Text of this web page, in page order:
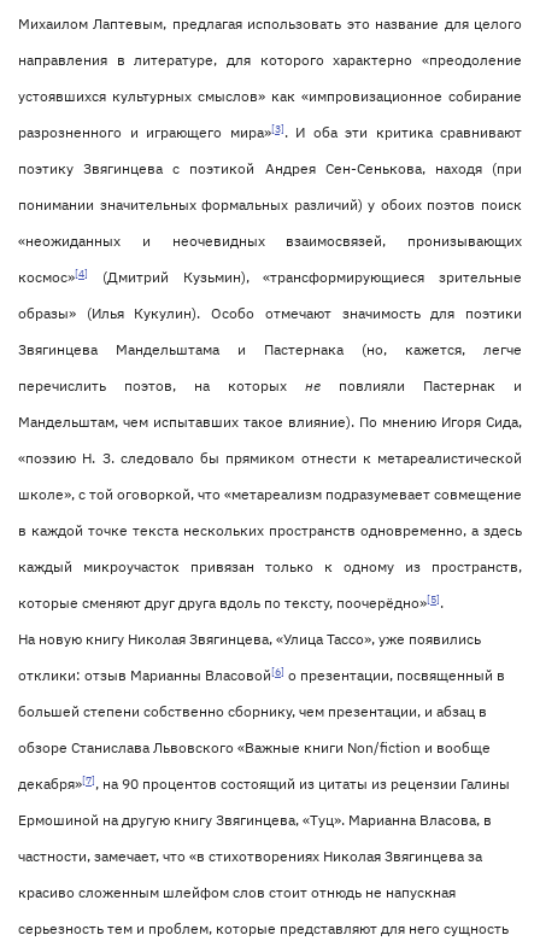
Михаилом Лаптевым, предлагая использовать это название для целого
направления в литературе, для которого характерно «преодоление
устоявшихся культурных смыслов» как «импровизационное собирание
разрозненного и играющего мира»[3]. И оба эти критика сравнивают
поэтику Звягинцева с поэтикой Андрея Сен-Сенькова, находя (при
понимании значительных формальных различий) у обоих поэтов поиск
«неожиданных и неочевидных взаимосвязей, пронизывающих
космос»[4]
(Дмитрий Кузьмин), «трансформирующиеся зрительные
образы» (Илья Кукулин). Особо отмечают значимость для поэтики
Звягинцева Мандельштама и Пастернака (но, кажется, легче
перечислить поэтов, на которых не повлияли Пастернак и
Мандельштам, чем испытавших такое влияние). По мнению Игоря Сида,
«поэзию Н. З. следовало бы прямиком отнести к метареалистической
школе», с той оговоркой, что «метареализм подразумевает совмещение
в каждой точке текста нескольких пространств одновременно, а здесь
каждый микроучасток привязан только к одному из пространств,
которые сменяют друг друга вдоль по тексту, поочерёдно»[5].
На новую книгу Николая Звягинцева, «Улица Тассо», уже появились
отклики: отзыв Марианны Власовой[6] о презентации, посвященный в
большей степени собственно сборнику, чем презентации, и абзац в
обзоре Станислава Львовского «Важные книги Non/fiction и вообще
декабря»[7], на 90 процентов состоящий из цитаты из рецензии Галины
Ермошиной на другую книгу Звягинцева, «Туц». Марианна Власова, в
частности, замечает, что «в стихотворениях Николая Звягинцева за
красиво сложенным шлейфом слов стоит отнюдь не напускная
серьезность тем и проблем, которые представляют для него сущность